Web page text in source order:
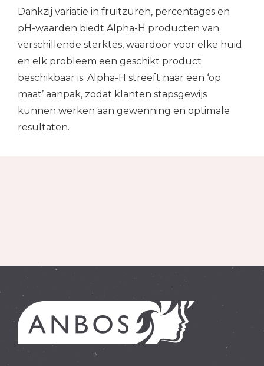
Dankzij variatie in fruitzuren, percentages en
pH-waarden biedt Alpha-H producten van
verschillende sterktes, waardoor voor elke huid
en elk probleem een geschikt product
beschikbaar is. Alpha-H streeft naar een ‘op
maat’ aanpak, zodat klanten stapsgewijs
kunnen werken aan gewenning en optimale
resultaten.